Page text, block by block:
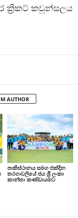
ක්‍රිකට් කවුන්සලය
AUTHOR
පාකිස්ථානය සමග එක්දින
තරගාවලියේ ජය ශ්‍රී ලංකා
කාන්තා කණ්ඩායමට